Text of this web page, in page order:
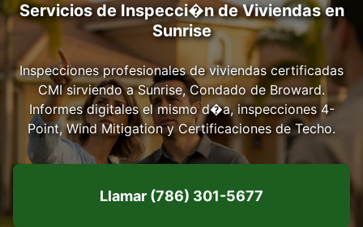
Servicios de Inspecci�n de Viviendas en
Sunrise
Inspecciones profesionales de viviendas certificadas
CMI sirviendo a Sunrise, Condado de Broward.
Informes digitales el mismo d�a, inspecciones 4-
Point, Wind Mitigation y Certificaciones de Techo.
Llamar (786) 301-5677